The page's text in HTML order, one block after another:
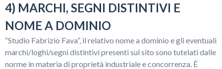
4) MARCHI, SEGNI DISTINTIVI E
NOME A DOMINIO
“Studio Fabrizio Fava”, il relativo nome a dominio e gli eventuali
marchi/loghi/segni distintivi presenti sul sito sono tutelati dalle
norme in materia di proprietà industriale e concorrenza. È